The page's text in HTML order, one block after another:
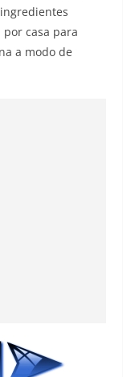
casa para
a modo de